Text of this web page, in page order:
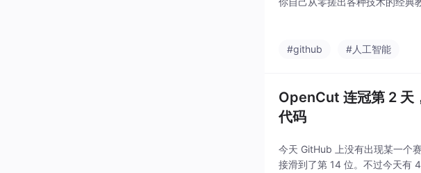
#github #人工智能
OpenCut 连冠第 2 天
代码
今天 GitHub 上没有出现某一个
接滑到了第 14 位。不过今天有